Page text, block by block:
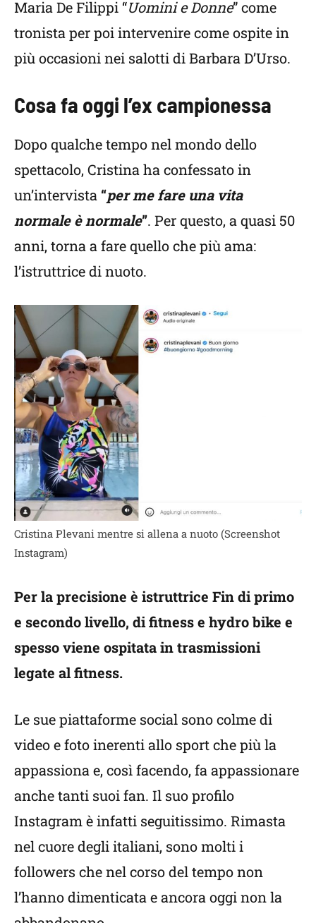
Maria De Filippi “Uomini e Donne” come
tronista per poi intervenire come ospite in
più occasioni nei salotti di Barbara D’Urso.
Cosa fa oggi l’ex campionessa
Dopo qualche tempo nel mondo dello
spettacolo, Cristina ha confessato in
un’intervista “per me fare una vita
normale è normale”. Per questo, a quasi 50
anni, torna a fare quello che più ama:
l’istruttrice di nuoto.
Cristina Plevani mentre si allena a nuoto (Screenshot
Instagram)
Per la precisione è istruttrice Fin di primo
e secondo livello, di fitness e hydro bike e
spesso viene ospitata in trasmissioni
legate al fitness.
Le sue piattaforme social sono colme di
video e foto inerenti allo sport che più la
appassiona e, così facendo, fa appassionare
anche tanti suoi fan. Il suo profilo
Instagram è infatti seguitissimo. Rimasta
nel cuore degli italiani, sono molti i
followers che nel corso del tempo non
l’hanno dimenticata e ancora oggi non la